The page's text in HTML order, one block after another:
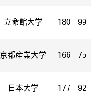
立命館大学 180 99
京都産業大学 166 75
日本大学 177 92